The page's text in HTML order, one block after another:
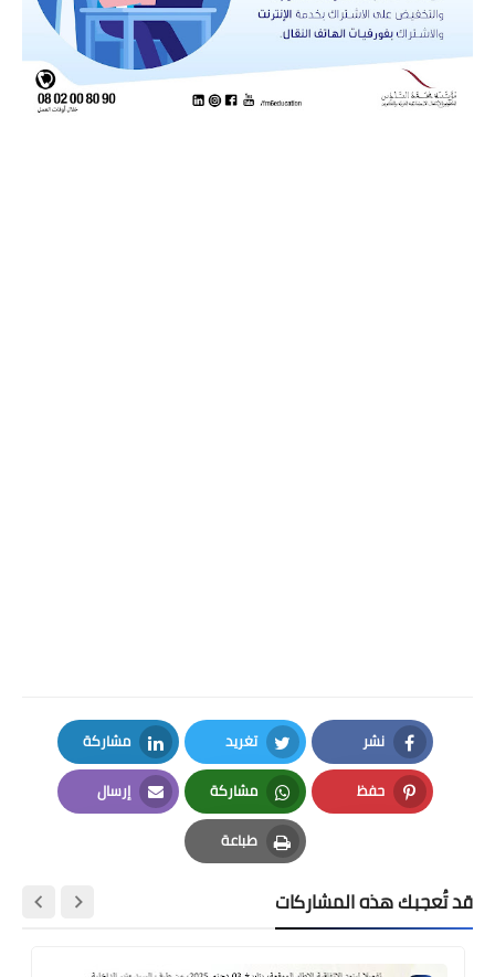
نشر
Facebook
تغريد
Twitter
مشاركة
LinkedIn
حفظ
Pinterest
مشاركة
Whatsapp
إرسال
Email
طباعة
Print
قد تُعجبك هذه المشاركات